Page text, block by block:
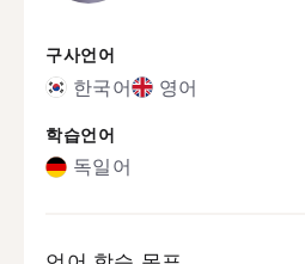
구사언어
한국어 영어
학습언어
독일어